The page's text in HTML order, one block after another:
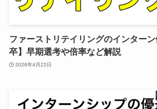
ファーストリテイリングのインター
卒】早期選考や倍率など解説
2026年4月22日